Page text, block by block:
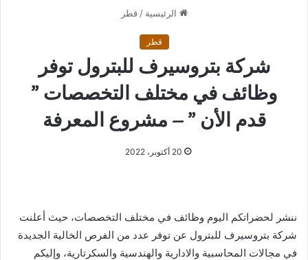
الرئيسية / قطر
قطر
شركة بتروسيرف للبترول توفر
وظائف في مختلف التخصصات ”
قدم الأن ” – مشروع المعرفة
20 أكتوبر، 2022
ننشر لحضراتكم اليوم وظائف في مختلف التخصصات، حيث أعلنت
شركة بتروسيرف للبترول عن توفر عدد من الفرص الخالية الجديدة
في مجالات المحاسبية والادارية والهندسية والسكرتارية، وإليكم